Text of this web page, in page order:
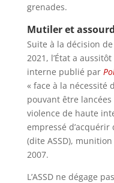
grenades.
Mutiler et
Suite à la décision
2021, l’État a
interne publié par
« face à la nécessité
pouvant être lancées
violence de haute
empressé d’acquérir
(dite ASSD),
2007.
L’ASSD ne dégage